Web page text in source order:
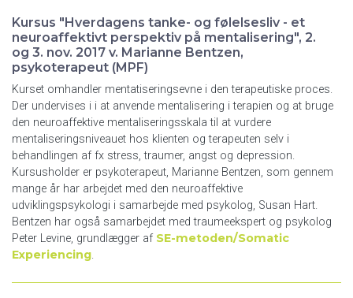
Kursus "Hverdagens tanke- og følelsesliv - et
neuroaffektivt perspektiv på mentalisering", 2.
og 3. nov. 2017 v. Marianne Bentzen,
psykoterapeut (MPF)
Kurset omhandler mentatiseringsevne i den terapeutiske proces.
Der undervises i i at anvende mentalisering i terapien og at bruge
den neuroaffektive mentaliseringsskala til at vurdere
mentaliseringsniveauet hos klienten og terapeuten selv i
behandlingen af fx stress, traumer, angst og depression.
Kursusholder er psykoterapeut, Marianne Bentzen, som gennem
mange år har arbejdet med den neuroaffektive
udviklingspsykologi i samarbejde med psykolog, Susan Hart.
Bentzen har også samarbejdet med traumeekspert og psykolog
Peter Levine, grundlægger af SE-metoden/Somatic
Experiencing.